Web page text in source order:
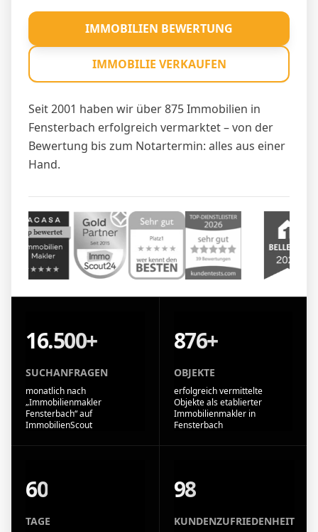
Seit 2001 haben wir über 875 Immobilien in
Fensterbach erfolgreich vermarktet – von der
Bewertung bis zum Notartermin: alles aus einer
Hand.
IMMOBILIEN BEWERTUNG
IMMOBILIE VERKAUFEN
16.500+
SUCHANFRAGEN
monatlich nach
„Immobilienmakler
Fensterbach“ auf
ImmobilienScout
876+
OBJEKTE
erfolgreich vermittelte
Objekte als etablierter
Immobilienmakler in
Fensterbach
60
TAGE
98
KUNDENZUFRIEDENHEIT